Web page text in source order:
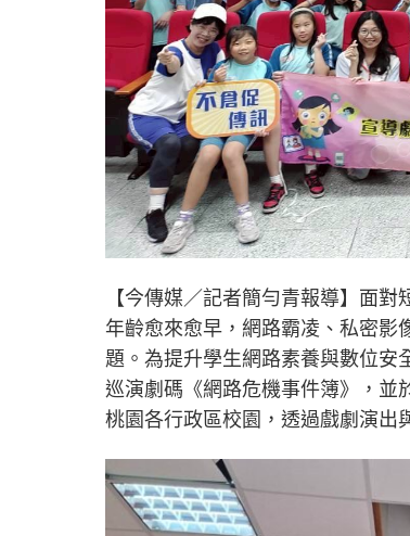
【今傳媒／記者簡勻青報導】面
年齡愈來愈早，網路霸凌、私密影
題。為提升學生網路素養與數位安
巡演劇碼《網路危機事件簿》，並
桃園各行政區校園，透過戲劇演出